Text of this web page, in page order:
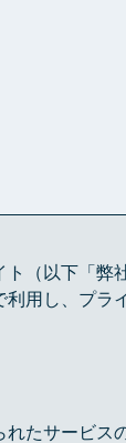
（以下「弊
用し、プラ
たサービス